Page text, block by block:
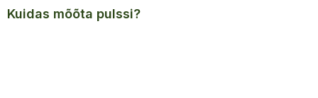
kuidas mõõta pulssi?